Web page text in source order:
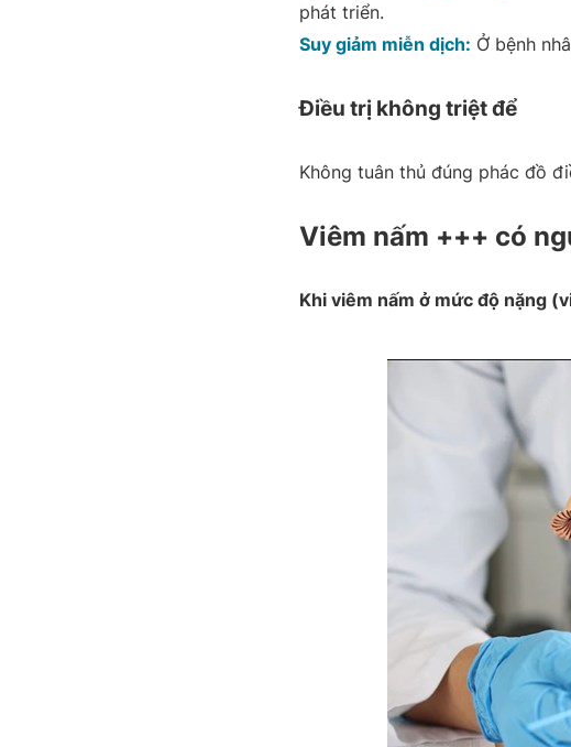
phát triển.
Suy giảm miễn dịch: Ở bệnh
Điều trị không triệt để
Không tuân thủ đúng phác đồ
Viêm nấm +++ có
Khi viêm nấm ở mức độ nặng